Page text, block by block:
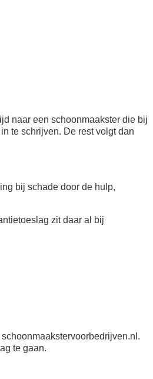
naar een schoonmaakster die bij
te schrijven. De rest volgt dan
bij schade door de hulp,
zit daar al bij
te gaan.